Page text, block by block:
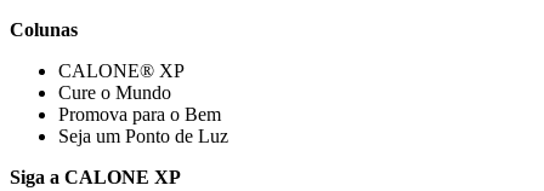
Colunas
CALONE® XP
Cure o Mundo
Promova para o Bem
Seja um Ponto de Luz
Siga a CALONE XP